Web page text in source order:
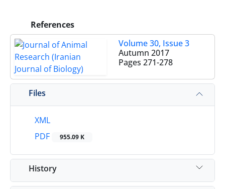
References
Volume 30, Issue 3
Autumn 2017
Pages 271-278
Files
XML
PDF
955.09 K
History